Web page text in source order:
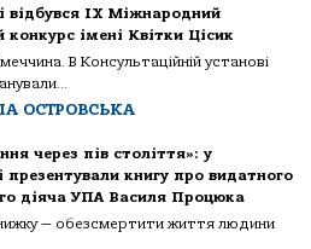
відбувся IX Міжнародний
конкурс імені Квітки Цісик
В Консультаційній установі
ОСТРОВСЬКА
через пів століття»: у
презентували книгу про видатного
діяча УПА Василя Процюка
— обезсмертити життя людини